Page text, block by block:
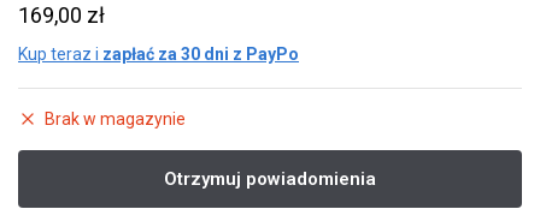
169,00 zł
Kup teraz i zapłać za 30 dni z PayPo
Brak w magazynie